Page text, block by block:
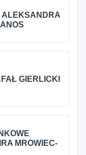
ALEKSANDRA
GIERLICKI
MROWIEC-